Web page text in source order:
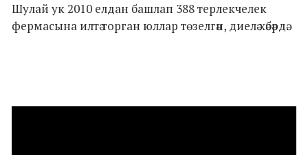
Шулай ук 2010 елдан башлап 388 терлекчелек
фермасына илтә торган юллар төзелгән, диелә хәбәрдә.